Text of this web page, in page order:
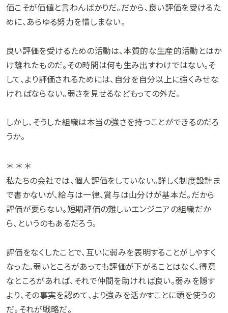
価こそが価値と言わんばかりだ。だから、良い評価を受けるた
めに、あらゆる努力を惜しまない。
良い評価を受けるための活動は、本質的な生産的活動とはか
け離れたものだ。その時間は何も生み出すわけではない。そ
して、より評価されるためには、自分を自分以上に強くみせな
ければならない。弱さを見せるなどもっての外だ。
しかし、そうした組織は本当の強さを持つことができるのだろ
うか。
＊ ＊ ＊
私たちの会社では、個人評価をしていない。詳しく制度設計ま
で書かないが、給与は一律、賞与は山分けが基本だ。だから
評価が要らない。短期評価の難しいエンジニアの組織だか
ら、というのもあるだろう。
評価をなくしたことで、互いに弱みを表明することがしやすく
なった。弱いところがあっても評価が下がることはなく、得意
なところがあれば、それで仲間を助ければ良い。弱みを隠す
より、その事実を認めて、より強みを活かすことに頭を使うの
だ。それが戦略だ。